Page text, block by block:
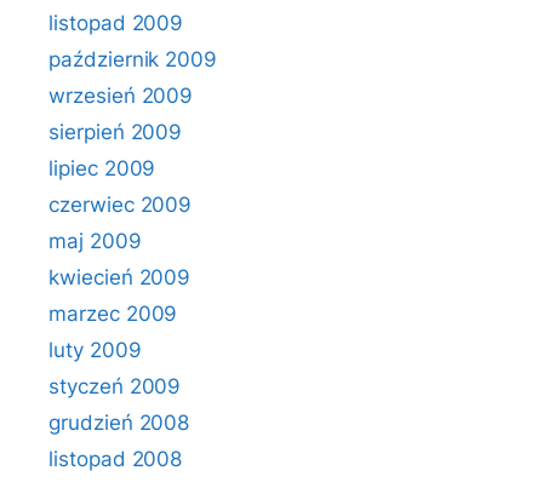
listopad 2009
październik 2009
wrzesień 2009
sierpień 2009
lipiec 2009
czerwiec 2009
maj 2009
kwiecień 2009
marzec 2009
luty 2009
styczeń 2009
grudzień 2008
listopad 2008